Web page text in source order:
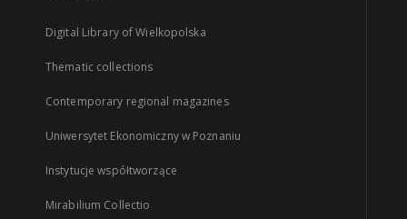
Digital Library of Wielkopolska
Thematic collections
Contemporary regional magazines
Uniwersytet Ekonomiczny w Poznaniu
Instytucje współtworzące
Mirabilium Collectio